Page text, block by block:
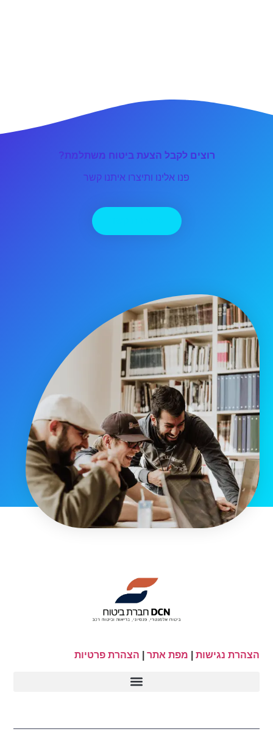
רוצים לקבל הצעת ביטוח משתלמת?
פנו אלינו ותיצרו איתנו קשר
הצהרת נגישות מפת אתר הצהרת פרטיות